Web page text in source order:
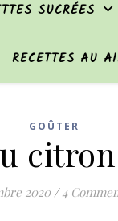
SUCRÉES
RECETTES AU
GOÛTER
2020 / 4